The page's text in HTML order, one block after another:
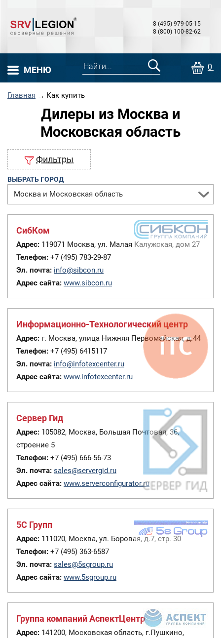
8 (495) 979-05-15
8 (800) 100-82-62
МЕНЮ 0
Главная → Как купить
Дилеры из Москва и
Московская область
Фильтры
ВЫБРАТЬ ГОРОД
СибКом
Адрес: 119071 Москва, ул. Малая Калужская, дом 27
Телефон: +7 (495) 783-29-87
Эл. почта: info@sibcon.ru
Адрес сайта: www.sibcon.ru
Информационно-Технологический центр
Адрес: г. Москва, улица Нижняя Первомайская, д.44
Телефон: +7 (495) 6415117
Эл. почта: info@infotexcenter.ru
Адрес сайта: www.infotexcenter.ru
Сервер Гид
Адрес: 105082, Москва, Большая Почтовая, 36,
строение 5
Телефон: +7 (495) 666-56-73
Эл. почта: sales@servergid.ru
Адрес сайта: www.serverconfigurator.ru
5С Групп
Адрес: 111020, Москва, ул. Боровая, д.7, стр. 30
Телефон: +7 (495) 363-6587
Эл. почта: sales@5sgroup.ru
Адрес сайта: www.5sgroup.ru
Группа компаний АспектЦентр
Адрес: 141200, Московская область, г.Пушкино,